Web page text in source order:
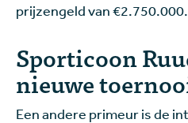
prijzengeld van €2.750.000.
Sporticoon
nieuwe
Een andere primeur is de